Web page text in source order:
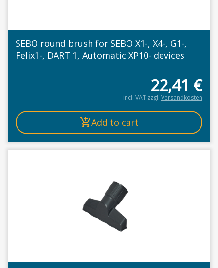
SEBO round brush for SEBO X1-, X4-, G1-,
Felix1-, DART 1, Automatic XP10- devices
22,41 €
incl. VAT zzgl. Versandkosten
Add to cart